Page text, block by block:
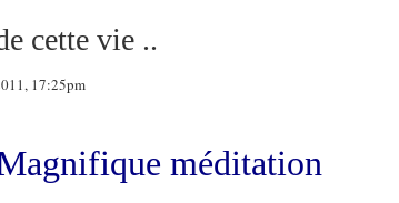
cette vie ..
17:25pm
méditation